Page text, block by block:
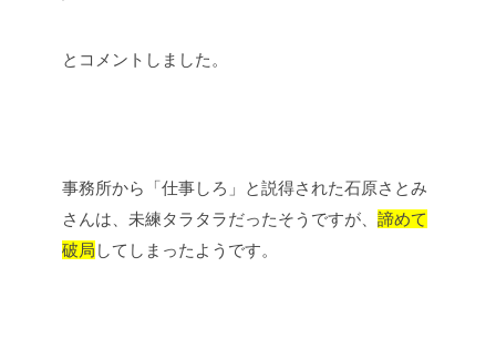
とコメントしました。
事務所から「仕事しろ」と説得された石原さとみ
さんは、未練タラタラだったそうですが、 諦めて
破局 してしまったようです。